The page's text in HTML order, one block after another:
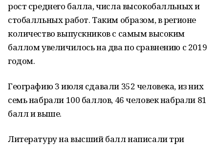
рост среднего балла, числа высокобалльных и
стобалльных работ. Таким образом, в регионе
количество выпускников с самым высоким
баллом увеличилось на два по сравнению с 2019
годом.
Географию 3 июля сдавали 352 человека, из них
семь набрали 100 баллов, 46 человек набрали 81
балл и выше.
Литературу на высший балл написали три